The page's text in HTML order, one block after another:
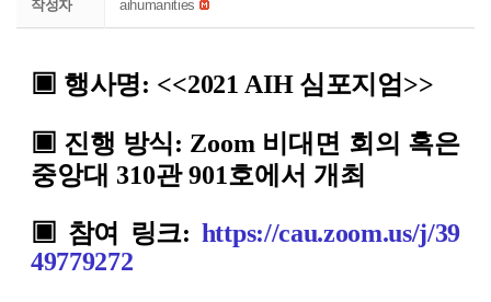
작성자 aihumanities
▣ 행사명: <<2021 AIH 심포지엄 >>
▣ 진행 방식: Zoom 비대면 회의 혹은
중앙대 310관 901호에서 개최
▣ 참여 링크: https://cau.zoom.us/j/39
49779272